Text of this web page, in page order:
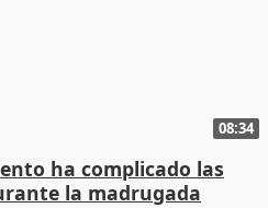
08:34
ha complicado las
la madrugada